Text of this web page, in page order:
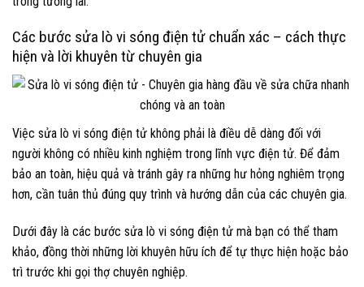
Các bước sửa lò vi sóng điện tử chuẩn xác – cách thực
hiện và lời khuyên từ chuyên gia
Việc sửa lò vi sóng điện tử không phải là điều dễ dàng đối với
người không có nhiều kinh nghiệm trong lĩnh vực điện tử. Để đảm
bảo an toàn, hiệu quả và tránh gây ra những hư hỏng nghiêm trọng
hơn, cần tuân thủ đúng quy trình và hướng dẫn của các chuyên gia.
Dưới đây là các bước sửa lò vi sóng điện tử mà bạn có thể tham
khảo, đồng thời những lời khuyên hữu ích để tự thực hiện hoặc bảo
trì trước khi gọi thợ chuyên nghiệp.